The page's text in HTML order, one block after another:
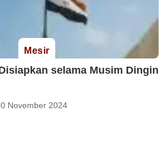
Mesir
selama Musim Dingin
November 2024